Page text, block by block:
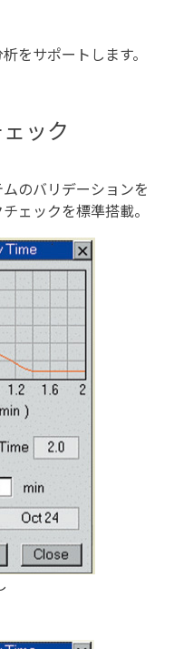
をサポートします。
ック
のバリデーションを
ェックを標準搭載。